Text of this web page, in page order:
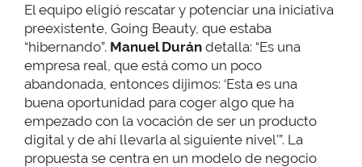
El equipo eligió rescatar y potenciar una iniciativa
preexistente, Going Beauty, que estaba
“hibernando”. Manuel Durán detalla: “Es una
empresa real, que está como un poco
abandonada, entonces dijimos: ‘Esta es una
buena oportunidad para coger algo que ha
empezado con la vocación de ser un producto
digital y de ahí llevarla al siguiente nivel'”. La
propuesta se centra en un modelo de negocio